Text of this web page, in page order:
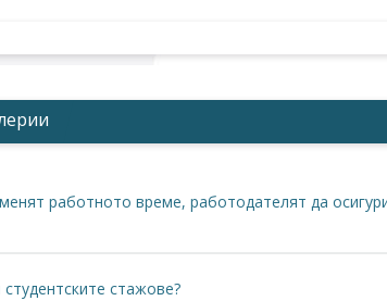
работното време, работодателят да
стажове?